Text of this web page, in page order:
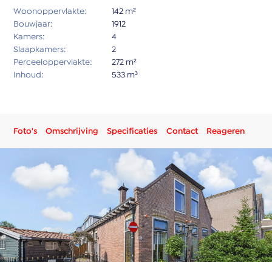
Woonoppervlakte:
142 m²
Bouwjaar:
1912
Kamers:
4
Slaapkamers:
2
Perceeloppervlakte:
272 m²
Inhoud:
533 m³
Foto's Omschrijving Specificaties Contact Reageren